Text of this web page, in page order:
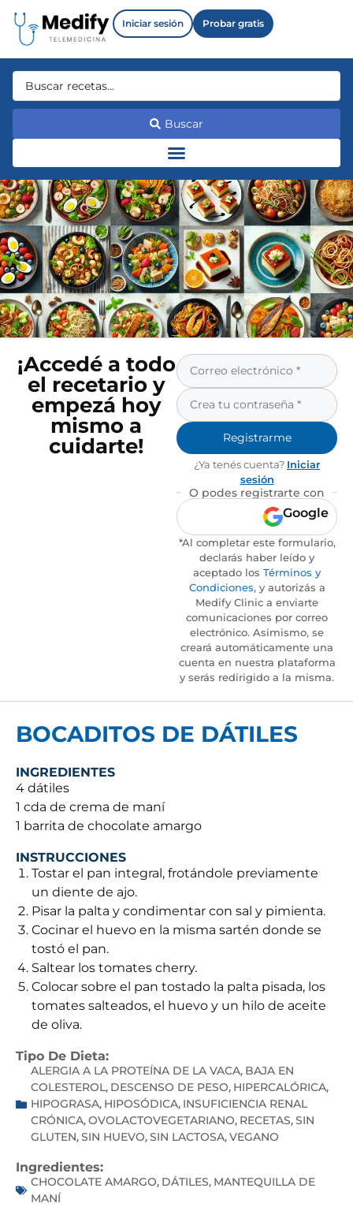
Iniciar sesión Probar gratis
Buscar
¡Accedé a todo
el recetario y
empezá hoy
mismo a
cuidarte!
Registrarme
¿Ya tenés cuenta? Iniciar
sesión
O podes registrarte con
Google
*Al completar este formulario,
declarás haber leído y
aceptado los Términos y
Condiciones, y autorizás a
Medify Clinic a enviarte
comunicaciones por correo
electrónico. Asimismo, se
creará automáticamente una
cuenta en nuestra plataforma
y serás redirigido a la misma.
BOCADITOS DE DÁTILES
INGREDIENTES
4 dátiles
1 cda de crema de maní
1 barrita de chocolate amargo
INSTRUCCIONES
Tostar el pan integral, frotándole previamente
un diente de ajo.
Pisar la palta y condimentar con sal y pimienta.
Cocinar el huevo en la misma sartén donde se
tostó el pan.
Saltear los tomates cherry.
Colocar sobre el pan tostado la palta pisada, los
tomates salteados, el huevo y un hilo de aceite
de oliva.
Tipo De Dieta:
ALERGIA A LA PROTEÍNA DE LA VACA, BAJA EN
COLESTEROL, DESCENSO DE PESO, HIPERCALÓRICA,
HIPOGRASA, HIPOSÓDICA, INSUFICIENCIA RENAL
CRÓNICA,OVOLACTOVEGETARIANO, RECETAS,SIN
GLUTEN,SIN HUEVO,SIN LACTOSA,VEGANO
Ingredientes:
CHOCOLATE AMARGO, DÁTILES, MANTEQUILLA DE
MANÍ